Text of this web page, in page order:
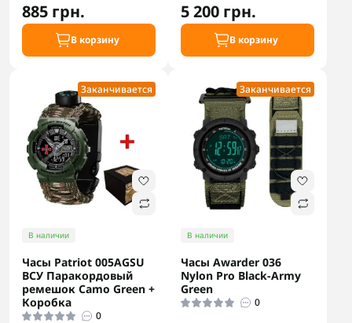
885 грн.
В корзину
5 200 грн.
В корзину
Заканчивается
В наличии
Часы Patriot 005AGSU
ВСУ Паракордовый
ремешок Camo Green +
Коробка
0
Заканчивается
В наличии
Часы Awarder 036
Nylon Pro Black-Army
Green
0